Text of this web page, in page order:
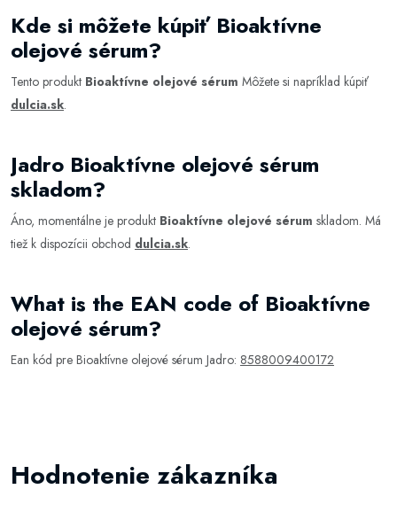
Kde si môžete kúpiť Bioaktívne
olejové sérum?
Tento produkt Bioaktívne olejové sérum Môžete si napríklad kúpiť
dulcia.sk.
Jadro Bioaktívne olejové sérum
skladom?
Áno, momentálne je produkt Bioaktívne olejové sérum skladom. Má
tiež k dispozícii obchod dulcia.sk.
What is the EAN code of Bioaktívne
olejové sérum?
Ean kód pre Bioaktívne olejové sérum Jadro: 8588009400172
Hodnotenie zákazníka